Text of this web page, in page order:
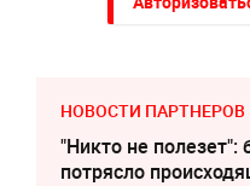
НОВОСТИ ПАРТНЕРОВ
"Никто не полезет":
потрясло